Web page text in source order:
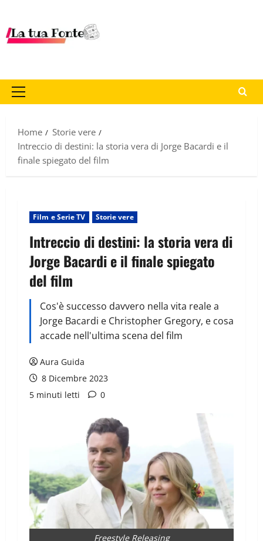
Home
Storie vere
Intreccio di destini: la storia vera di Jorge Bacardi e il
finale spiegato del film
Film e Serie TV Storie vere
Intreccio di destini: la storia vera di
Jorge Bacardi e il finale spiegato
del film
Cos'è successo davvero nella vita reale a
Jorge Bacardi e Christopher Gregory, e cosa
accade nell'ultima scena del film
Aura Guida
8 Dicembre 2023
5 minuti letti
0
Freestyle Releasing